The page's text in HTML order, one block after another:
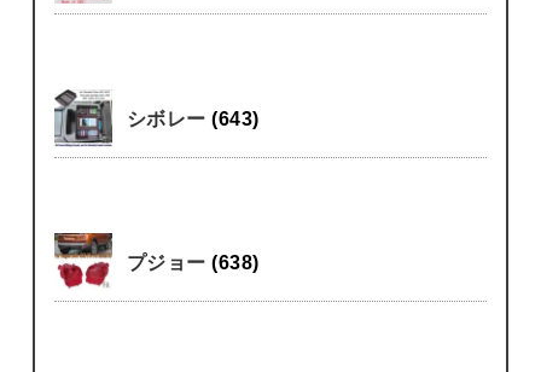
シボレー(643)
プジョー(638)